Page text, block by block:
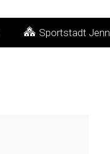
Sportstadt